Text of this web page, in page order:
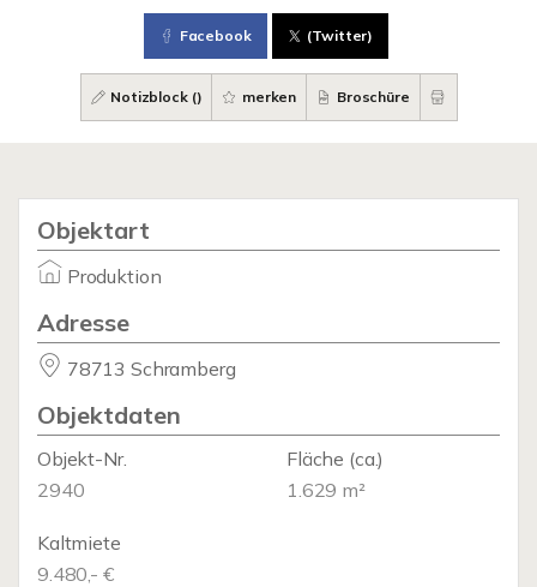
Facebook (Twitter)
Notizblock () merken Broschüre
Objektart
Produktion
Adresse
78713 Schramberg
Objektdaten
Objekt-Nr.
2940
Fläche (ca.)
1.629 m²
Kaltmiete
9.480,- €